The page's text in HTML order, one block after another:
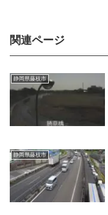
関連ページ
静岡県藤枝市
静岡県藤枝市